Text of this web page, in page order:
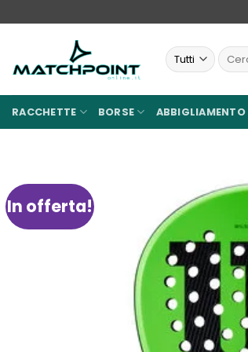
ai
Cerca:
RACCHETTE BORSE ABBIGLIAMENTO
In offerta!